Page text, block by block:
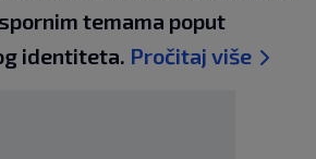
temama poput
identiteta. Pročitaj više